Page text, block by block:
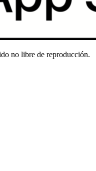
no libre de reproducción.